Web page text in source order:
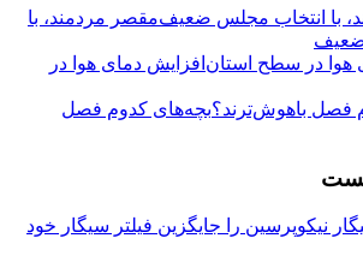
مقصر مردمند، با
ضعیف
افزایش دمای هوا در
بچه‌های کدوم فصل
پست